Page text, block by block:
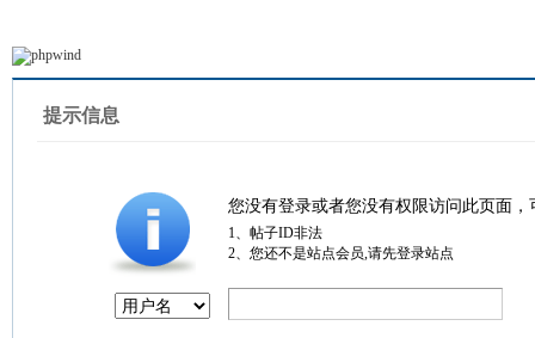
提示信息
您没有登录或者您没有权限访问此页面
1、帖子ID非法
2、您还不是站点会员,请先登录站点